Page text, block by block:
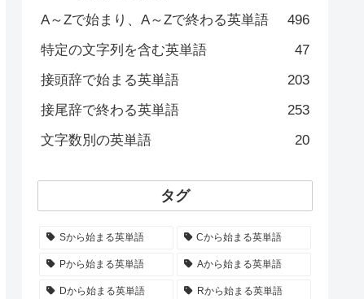
A～Zで始まり、A～Zで終わる英単語
496
特定の文字列を含む英単語
47
接頭辞で始まる英単語
203
接尾辞で終わる英単語
253
文字数別の英単語
20
タグ
Sから始まる英単語 Cから始まる英単語
Pから始まる英単語 Aから始まる英単語
Dから始まる英単語 Rから始まる英単語